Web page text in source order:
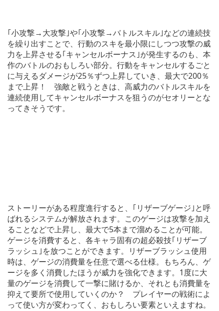
｢小攻撃→大攻撃｣や｢小攻撃→バトルスキル｣などの連続技
を繰り出すことで、行動のスキを最小限にしつつ攻撃の威
力を上昇させる｢キャンセルボーナス｣が発生するのも、本
作のバトルのおもしろい部分。行動をキャンセルするごと
に与えるダメージが25％ずつ上昇していき、最大で200％
まで上昇！ 強敵と戦うときは、高威力のバトルスキルを
連続使用してキャンセルボーナスを狙うのがセオリーとな
ってきそうです。
ストーリーがある程度進行すると、｢リザーブゲージ｣と呼
ばれるシステムが解放されます。このゲージは攻撃を加え
ることなどで上昇し、最大で5本まで溜めることが可能。
ゲージを消費すると、各キャラ固有の超必殺技｢リザーブ
ラッシュ｣を放つことができます。リザーブラッシュ使用
時は、ゲージの消費量を任意で選べる仕様。もちろん、ゲ
ージを多く消費したほうが威力を強化できます。1度に大
量のゲージを消費して一撃に賭けるか、それとも消費量を
抑えて要所で使用していくのか？ プレイヤーの戦術によ
って使い方が変わってく、おもしろい要素といえますね。